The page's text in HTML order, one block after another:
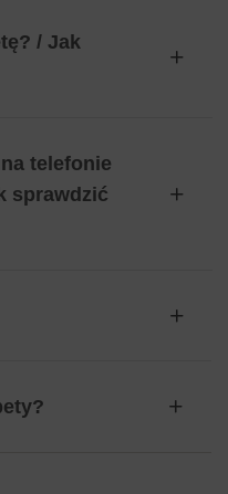
/ Jak
telefonie
sprawdzić